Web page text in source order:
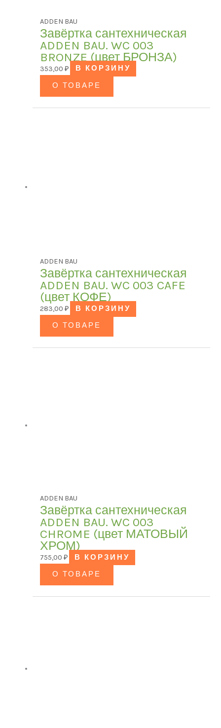
ADDEN BAU
Завёртка сантехническая
ADDEN BAU. WC 003
BRONZE (цвет БРОНЗА)
353,00 ₽
В КОРЗИНУ
О ТОВАРЕ
ADDEN BAU
Завёртка сантехническая
ADDEN BAU. WC 003 CAFE
(цвет КОФЕ)
283,00 ₽
В КОРЗИНУ
О ТОВАРЕ
ADDEN BAU
Завёртка сантехническая
ADDEN BAU. WC 003
CHROME (цвет МАТОВЫЙ
ХРОМ)
755,00 ₽
В КОРЗИНУ
О ТОВАРЕ